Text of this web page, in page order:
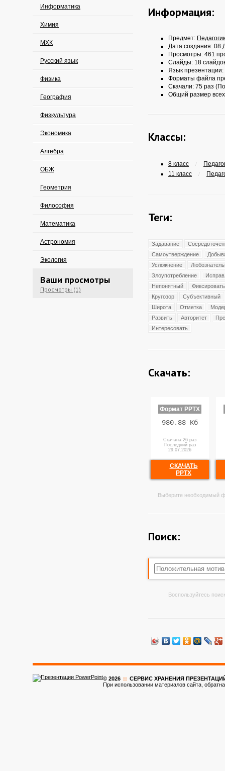
Информатика
Химия
МХК
Русский язык
Физика
География
Физкультура
Экономика
Алгебра
ОБЖ
Геометрия
Философия
Математика
Астрономия
Экология
Ваши просмотры
Просмотры (1)
Информация:
Предмет:
Дата создания: 08
Просмотры: 461
Слайды: 18
Язык презентации:
Форматы файла
Скачали: 75 раз
Общий размер
Классы:
8 класс /
11 класс
/
Теги:
Задавание
Самоутверждение
Усложнение
Злоупотребление
Непонятный
Фиксировать
Кругозор
Субъективный
Широта
Отметка
Развить
Авторитет
Интересовать
Скачать:
Формат PPTX
980.88 Кб
Скачана 26 раз
Последний раз
29.07.2026
СКАЧАТЬ
PPTX
Выберите необходимый
Поиск:
Воспользуйтесь
© 2026 :: CЕРВИС ХРАНЕНИЯ ПРЕЗЕНТАЦИЙ
При использовании материалов сайта,